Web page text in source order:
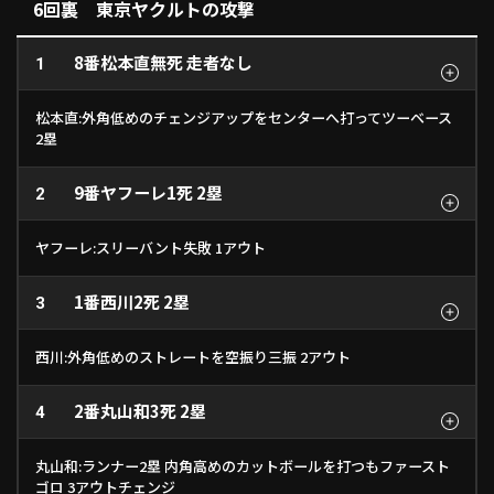
6回裏 東京ヤクルトの攻撃
1 8番松本直無死 走者なし
松本直:外角低めのチェンジアップをセンターへ打ってツーベース
2塁
2 9番ヤフーレ1死 2塁
ヤフーレ:スリーバント失敗 1アウト
3 1番西川2死 2塁
西川:外角低めのストレートを空振り三振 2アウト
4 2番丸山和3死 2塁
丸山和:ランナー2塁 内角高めのカットボールを打つもファースト
ゴロ 3アウトチェンジ